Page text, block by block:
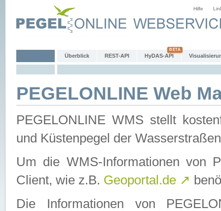
Hilfe
Überblick REST-API HyDAS-API
PEGELONLINE Web
PEGELONLINE WMS stellt
und Küstenpegel der
Um die WMS-Informationen von
Client, wie z.B. Geoportal.de ↗
Die Informationen von